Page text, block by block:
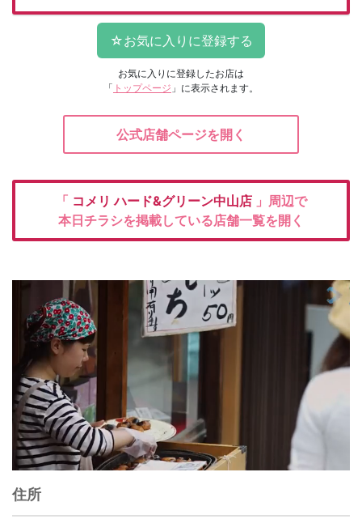
お気に入りに登録したお店は
「 トップページ 」に表示されます。
公式店舗ページを開く
「 コメリハード&グリーン中山店 」周辺で
本日チラシを掲載している店舗一覧を開く
住所